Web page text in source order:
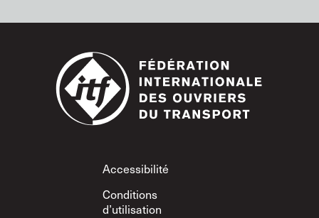
Footer
Accessibilité
Conditions
d’utilisation